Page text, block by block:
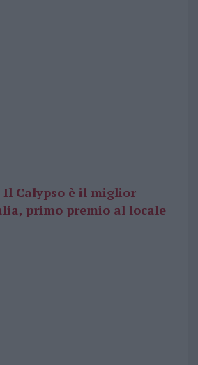
Il Calypso è il miglior
primo premio al locale